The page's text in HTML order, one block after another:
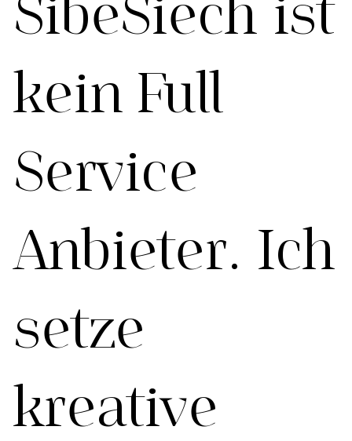
SibeSiech ist
kein Full
Service
Anbieter. Ich
setze
kreative